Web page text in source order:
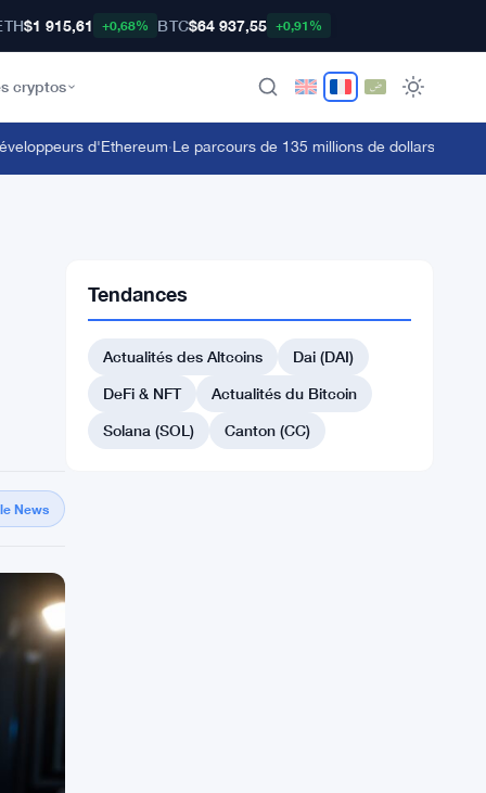
$1 915,61 +0,68% BTC$64 937,55 +0,91%
cryptos
d'Ethereum·Le parcours de 135 millions de dollars en
News
Tendances
Actualités des Altcoins
Dai (DAI)
DeFi & NFT
Actualités du Bitcoin
Solana (SOL)
Canton (CC)